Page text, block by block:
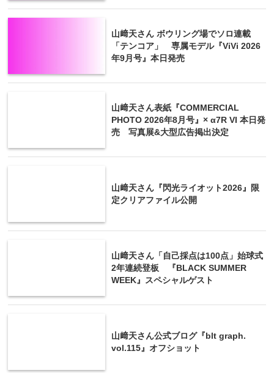
山﨑天さん ボウリング場でソロ連載
「テンコア」 専属モデル『ViVi 2026
年9月号』本日発売
山﨑天さん表紙『COMMERCIAL
PHOTO 2026年8月号』× α7R VI 本日発
売 写真展&大型広告掲出決定
山﨑天さん『閃光ライオット2026』限
定クリアファイル公開
山﨑天さん「自己採点は100点」始球式
2年連続登板 『BLACK SUMMER
WEEK』スペシャルゲスト
山﨑天さん公式ブログ『blt graph.
vol.115』オフショット